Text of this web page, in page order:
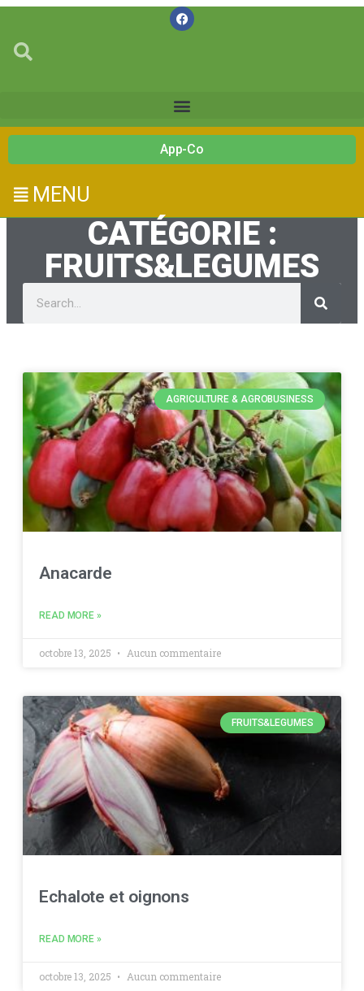
App-Co
MENU
CATÉGORIE :
FRUITS&LEGUMES
AGRICULTURE & AGROBUSINESS
Anacarde
READ MORE »
octobre 13, 2025 Aucun commentaire
FRUITS&LEGUMES
Echalote et oignons
READ MORE »
octobre 13, 2025 Aucun commentaire